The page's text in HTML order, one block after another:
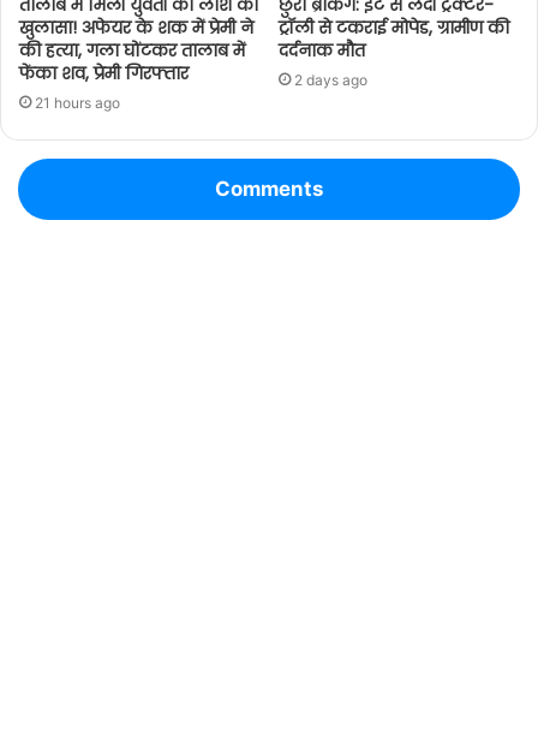
तालाब में मिली युवती की लाश का
खुलासा! अफेयर के शक में प्रेमी ने
की हत्या, गला घोंटकर तालाब में
फेंका शव, प्रेमी गिरफ्तार
21 hours ago
छुरा ब्रेकिंग: ईंट से लदी ट्रैक्टर-
ट्रॉली से टकराई मोपेड, ग्रामीण की
दर्दनाक मौत
2 days ago
Comments